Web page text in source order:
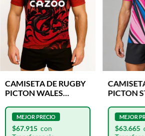
CAMISETA DE RUGBY
PICTON WALES
$67.915
PICTON
MATCH
$63.665